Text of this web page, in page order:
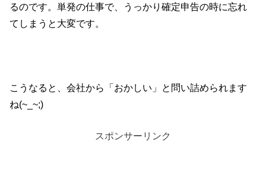
るのです。単発の仕事で、うっかり確定申告の時に忘れ
てしまうと大変です。
こうなると、会社から「おかしい」と問い詰められます
ね(~_~;)
スポンサーリンク